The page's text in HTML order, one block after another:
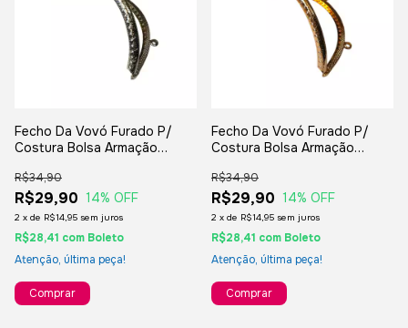
Fecho Da Vovó Furado P/
Costura Bolsa Armação
Níquel
R$29,90
R$34,90
14% OFF
2 x de R$14,95 sem juros
R$28,41 com Boleto
Atenção, última peça!
Fecho Da Vovó Furado P/
Costura Bolsa Armação
Dourado
R$29,90
R$34,90
14% OFF
2 x de R$14,95 sem juros
R$28,41 com Boleto
Atenção, última peça!